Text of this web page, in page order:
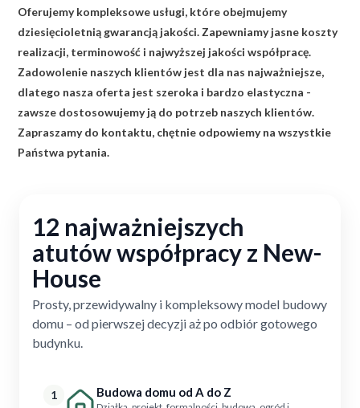
Oferujemy kompleksowe usługi, które obejmujemy
dziesięcioletnią gwarancją jakości. Zapewniamy jasne koszty
realizacji, terminowość i najwyższej jakości współpracę.
Zadowolenie naszych klientów jest dla nas najważniejsze,
dlatego nasza oferta jest szeroka i bardzo elastyczna -
zawsze dostosowujemy ją do potrzeb naszych klientów.
Zapraszamy do kontaktu, chętnie odpowiemy na wszystkie
Państwa pytania.
12 najważniejszych
atutów współpracy z New-
House
Prosty, przewidywalny i kompleksowy model budowy
domu – od pierwszej decyzji aż po odbiór gotowego
budynku.
1 Budowa domu od A do Z